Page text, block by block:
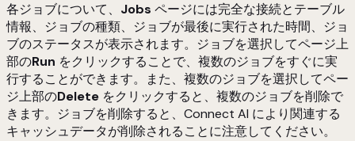
各ジョブについて、 Jobs ページには完全な接続とテーブル
情報、ジョブの種類、ジョブが最後に実行された時間、ジョ
ブのステータスが表示されます。ジョブを選択してページ上
部のRun をクリックすることで、複数のジョブをすぐに実
行することができます。また、複数のジョブを選択してペー
ジ上部のDelete をクリックすると、複数のジョブを削除で
きます。ジョブを削除すると、Connect AI により関連する
キャッシュデータが削除されることに注意してください。